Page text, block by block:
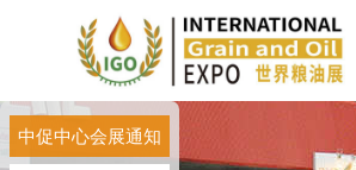
中促中心会展通知